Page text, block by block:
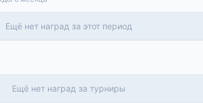
Ещё нет наград за этот период
Ещё нет наград за турниры